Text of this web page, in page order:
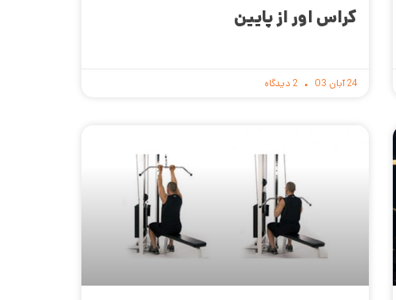
کراس اور از پایین
24 آبان 03